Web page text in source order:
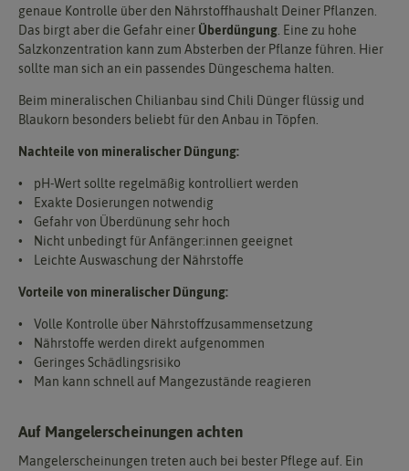
genaue Kontrolle über den Nährstoffhaushalt Deiner Pflanzen.
Das birgt aber die Gefahr einer Überdüngung . Eine zu hohe
Salzkonzentration kann zum Absterben der Pflanze führen. Hier
sollte man sich an ein passendes Düngeschema halten.
Beim mineralischen Chilianbau sind Chili Dünger flüssig und
Blaukorn besonders beliebt für den Anbau in Töpfen.
Nachteile von mineralischer Düngung:
• pH-Wert sollte regelmäßig kontrolliert werden
• Exakte Dosierungen notwendig
• Gefahr von Überdünung sehr hoch
• Nicht unbedingt für Anfänger:innen geeignet
• Leichte Auswaschung der Nährstoffe
Vorteile von mineralischer Düngung:
• Volle Kontrolle über Nährstoffzusammensetzung
• Nährstoffe werden direkt aufgenommen
• Geringes Schädlingsrisiko
• Man kann schnell auf Mangezustände reagieren
Auf Mangelerscheinungen achten
Mangelerscheinungen treten auch bei bester Pflege auf. Ein